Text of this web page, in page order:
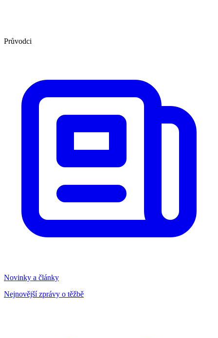
Průvodci
Novinky a články
Nejnovější zprávy o těžbě